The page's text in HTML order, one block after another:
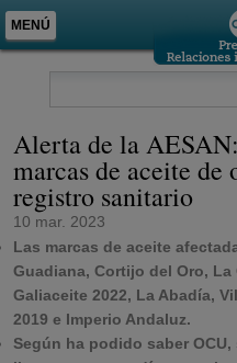
MENÚ
Alerta de la
marcas de aceite de
registro sanitario
10 mar. 2023
Las marcas de aceite
Guadiana, Cortijo del Oro, La
Galiaceite 2022, La Abadía,
2019 e Imperio Andaluz.
Según ha podido saber